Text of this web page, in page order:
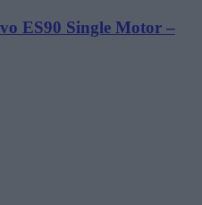
ES90 Single Motor –